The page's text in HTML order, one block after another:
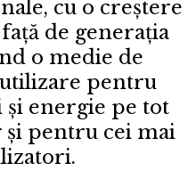
cu o creștere
de generația
o medie de
pentru
energie pe tot
pentru cei mai